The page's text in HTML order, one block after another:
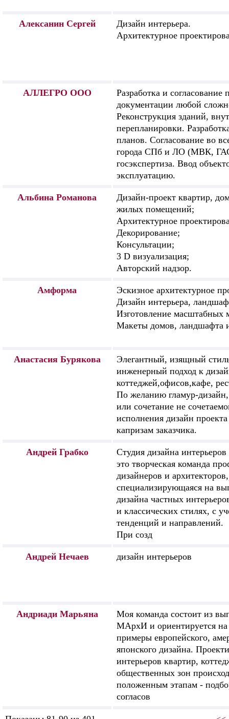
Алексанин Сергей
Дизайн интерьера.
Архитектурное
АЛЛЕГРО ООО
Разработка и согласование
документации любой
Реконструкция зданий,
перепланировки.
планов. Согласование во
города СПб и ЛО (МВК,
госэкспертиза. Ввод
эксплуатацию.
Альбина Романова
Дизайн-проект квартир,
жилых помещений;
Архитектурное
Декорирование;
Консультации;
3 D визуализация;
Авторский надзор.
Амформа
Эскизное архитектурное
Дизайн интерьера,
Изготовление масштабных
Макеты домов, ландшафта
Анастасия Бурякова
Элегантный, изящный
инженерный подход к
коттеджей,офисов,кафе,
По желанию гламур-
или сочетание не
исполнения дизайн
капризам заказчика.
Андрей Грабко
Студия дизайна
это творческая команда
дизайнеров и архитекторов,
специализирующаяся на
дизайна частных
и классических стилях, с
тенденций и направлений.
При созд
Андрей Нечаев дизайн интерьеров
Андриади Марьяна
Моя команда состоит из
МАрхИ и ориентируется
примеры европейского,
японского дизайна.
интерьеров квартир,
общественных зон
положенным этапам -
согласов